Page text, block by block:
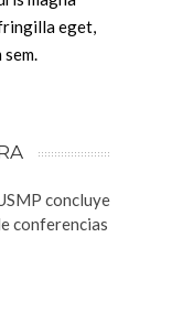
eget,
concluye
conferencias